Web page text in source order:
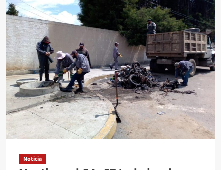
DEBERÁN
CAPACITARSE
MANEJO
DE
CUENTAS
PÚBLICAS,
APRUEBAN
COMISIONES
LEGISLATIVAS
Noticia